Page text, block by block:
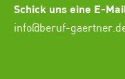
Schick uns eine E-
info@beruf-